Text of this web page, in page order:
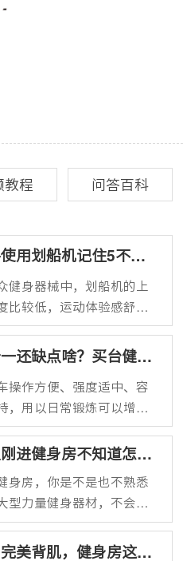
教程 问答百科
用划船机记住5不
轻松get高效运动
健身器械中，划船机的上
比较低，运动体验感舒
上手简单不代表就用起来
有问题了，新手掌握运动
又没有教练指导，没办法
节奏，导致使用划船机的
果大打折扣，新手一定要
5不能，轻松高效运动。
还缺点啥？买台健身
妈！
操作方便、强度适中、容
，用以日常锻炼可以增加
量、改善血管系统、强化
能、促进新陈代谢，适用
运动禁忌较多的中老年群
作用小。岁月无情催人
求健康常相伴，双十一来
物清单中建议可以再给爸
进健身房不知道怎么
6个器械改善体态
身房，你是不是也不熟悉
型力量健身器材，不会用
错，转而回到有氧区，去
怎么能不去力量区！很多
美背肌，健身房这些